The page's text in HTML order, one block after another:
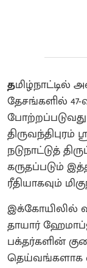
த
தேசங்களில்
நடுநாட்டுத்
கருதப்படும்
ரீதியாகவும்
இக்கோயிலில்
தாயார்
பக்தர்களின்
தெய்வங்களாக